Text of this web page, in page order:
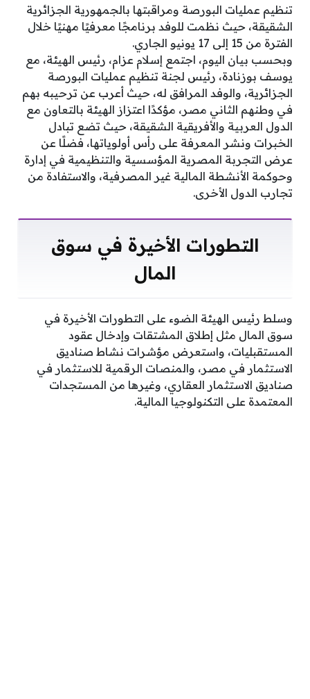
تنظيم عمليات البورصة ومراقبتها بالجمهورية الجزائرية
الشقيقة، حيث نظمت للوفد برنامجًا معرفيًا مهنيًا خلال
الفترة من 15 إلى 17 يونيو الجاري.
وبحسب بيان اليوم، اجتمع إسلام عزام، رئيس الهيئة، مع
يوسف بوزنادة، رئيس لجنة تنظيم عمليات البورصة
الجزائرية، والوفد المرافق له، حيث أعرب عن ترحيبه بهم
في وطنهم الثاني مصر، مؤكدًا اعتزاز الهيئة بالتعاون مع
الدول العربية والأفريقية الشقيقة، حيث تضع تبادل
الخبرات ونشر المعرفة على رأس أولوياتها، فضلًا عن
عرض التجربة المصرية المؤسسية والتنظيمية في إدارة
وحوكمة الأنشطة المالية غير المصرفية، والاستفادة من
تجارب الدول الأخرى.
التطورات الأخيرة في سوق
المال
وسلط رئيس الهيئة الضوء على التطورات الأخيرة في
سوق المال مثل إطلاق المشتقات وإدخال عقود
المستقبليات، واستعرض مؤشرات نشاط صناديق
الاستثمار في مصر، والمنصات الرقمية للاستثمار في
صناديق الاستثمار العقاري، وغيرها من المستجدات
المعتمدة على التكنولوجيا المالية.